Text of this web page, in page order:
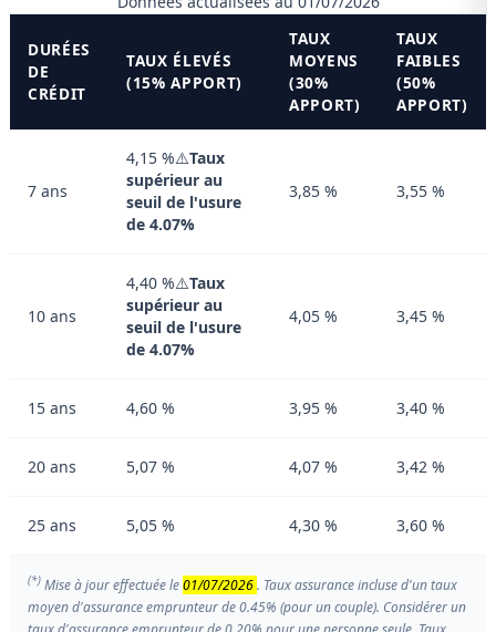
DURÉES
DE
CRÉDIT
TAUX ÉLEVÉS
(15% APPORT)
TAUX
MOYENS
(30%
APPORT)
TAUX
FAIBLES
(50%
APPORT)
7 ans
4,15 %⚠️Taux
supérieur au
seuil de l'usure
de 4.07%
3,85 % 3,55 %
10 ans
4,40 %⚠️Taux
supérieur au
seuil de l'usure
de 4.07%
4,05 % 3,45 %
15 ans 4,60 % 3,95 % 3,40 %
20 ans 5,07 % 4,07 % 3,42 %
25 ans 5,05 % 4,30 % 3,60 %
(*) Mise à jour effectuée le01/07/2026. Taux assurance incluse d'un taux
moyen d'assurance emprunteur de 0.45% (pour un couple). Considérer un